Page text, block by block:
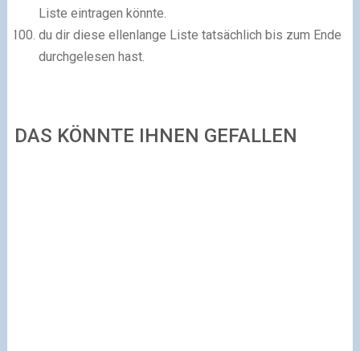
Liste eintragen könnte.
du dir diese ellenlange Liste tatsächlich bis zum Ende
durchgelesen hast.
DAS KÖNNTE IHNEN GEFALLEN